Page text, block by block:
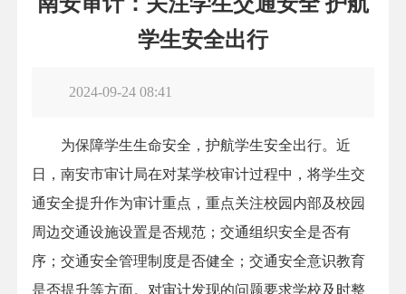
学生安全出行
2024-09-24 08:41
为保障学生生命安全，护航学生安全出行。近
日，南安市审计局在对某学校审计过程中，将学生交
通安全提升作为审计重点，重点关注校园内部及校园
周边交通设施设置是否规范；交通组织安全是否有
序；交通安全管理制度是否健全；交通安全意识教育
是否提升等方面。对审计发现的问题要求学校及时整